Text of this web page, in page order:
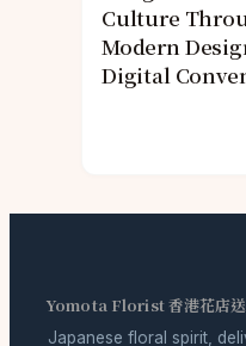
Culture
Modern
Digital
Yomota Florist 香港花店
Japanese floral spirit,